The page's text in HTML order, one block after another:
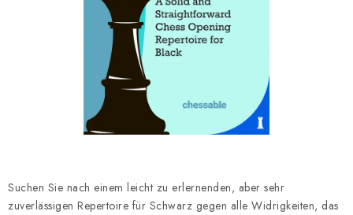
SCHACH ONLINE
SCHACH-MERCH
SCHACH GESCHENKE
KONTAKT
Suchen Sie nach einem leicht zu erlernenden, aber sehr
zuverlässigen Repertoire für Schwarz gegen alle Widrigkeiten, das